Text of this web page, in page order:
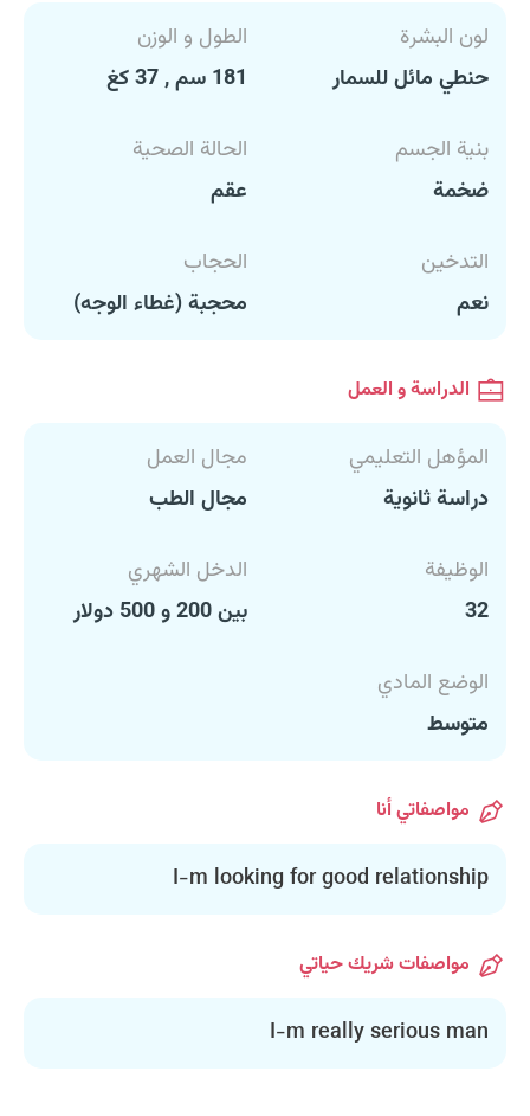
لون البشرة
حنطي مائل للسمار
الطول و الوزن
181 سم , 37 كغ
بنية الجسم
ضخمة
الحالة الصحية
عقم
التدخين
نعم
الحجاب
محجبة (غطاء الوجه)
الدراسة و العمل
المؤهل التعليمي
دراسة ثانوية
مجال العمل
مجال الطب
الوظيفة
32
الدخل الشهري
بين 200 و 500 دولار
الوضع المادي
متوسط
مواصفاتي أنا
I-m looking for good relationship
مواصفات شريك حياتي
I-m really serious man